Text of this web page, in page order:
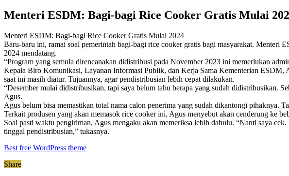
Menteri ESDM: Bagi-bagi Rice Cooker Gratis Mulai
Menteri ESDM: Bagi-bagi Rice Cooker Gratis Mulai 2024
Baru-baru ini, ramai soal pemerintah bagi-bagi rice cooker gratis bagi masyarakat.
2024 mendatang.
“Program yang semula direncanakan didistribusi pada November 2023 ini memerlukan
Kepala Biro Komunikasi, Layanan Informasi Publik, dan Kerja Sama Kementerian ESDM,
saat ini masih diatur. Tujuannya, agar pendistribusian lebih cepat dilakukan.
“Desember mulai didistribusikan, tapi saya belum tahu berapa yang sudah didistribusikan.
Agus.
Agus belum bisa memastikan total nama calon penerima yang sudah dikantongi pihaknya.
Terkait produsen yang akan memasok rice cooker ini, Agus menyebut akan cenderung ke
Soal pasti waktu pengiriman, Agus mengaku akan memeriksa lebih dahulu. “Nanti saya
tinggal pendistribusian,” tukasnya.
Best free WordPress theme
Share